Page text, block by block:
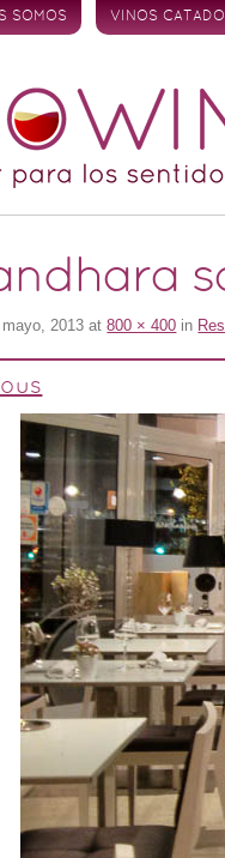
SOMOS VINOS
2013 at800 × 400 in